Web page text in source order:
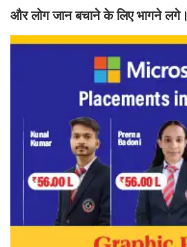
और लोग जान बचाने के लिए भागने लगे।